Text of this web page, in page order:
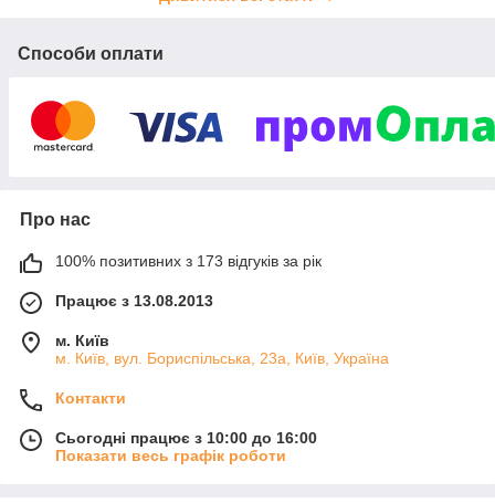
Способи оплати
Про нас
100% позитивних з 173 відгуків за рік
Працює з 13.08.2013
м. Київ
м. Київ, вул. Бориспільська, 23а, Київ, Україна
Контакти
Сьогодні працює з 10:00 до 16:00
Показати весь графік роботи